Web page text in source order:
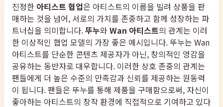
진정한 아티스트 협업은 아티스트의 이름을 빌려 상품을 판
매하는 것을 넘어, 서로의 가치를 존중하고 함께 성장하는 파
트너십을 의미합니다.뚜누와 Wan 아티스트의 관계는 이러
한 이상적인 협업 모델의 가장 좋은 예시입니다. 뚜누는 Wan
아티스트를 단순한 콘텐츠 제공자가 아닌, 창의적인 영감을
공유하는 동반자로 대우합니다. 이러한 상호 존중의 관계는
팬들에게 더 높은 수준의 만족감과 신뢰를 제공하는 원동력
이 됩니다. 팬들은 뚜누를 통해 제품을 구매함으로써, 자신이
좋아하는 아티스트의 창작 환경에 직접적으로 기여하고 있다